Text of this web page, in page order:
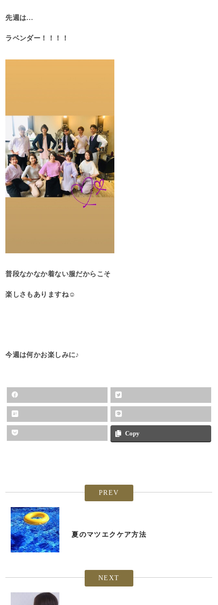
先週は…
ラベンダー！！！！
普段なかなか着ない服だからこそ
楽しさもありますね☺︎
今週は何かお楽しみに♪
Copy
PREV
夏のマツエクケア方法
NEXT